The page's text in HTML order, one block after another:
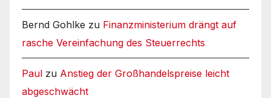
Bernd Gohlke zu Finanzministerium drängt auf
rasche Vereinfachung des Steuerrechts
Paul zu Anstieg der Großhandelspreise leicht
abgeschwächt